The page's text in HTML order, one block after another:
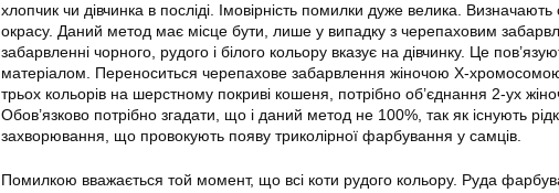
хлопчик чи дівчинка в посліді. Імовірність помилки дуже велика.
окрасу. Даний метод має місце бути, лише у випадку з черепаховим
забарвленні чорного, рудого і білого кольору вказує на дівчинку. Це
матеріалом. Переноситься черепахове забарвлення жіночою Х-
трьох кольорів на шерстному покриві кошеня, потрібно об’єднання 2-ух
Обов’язково потрібно згадати, що і даний метод не 100%, так як існують
захворювання, що провокують появу триколірної фарбування у самців.
Помилкою вважається той момент, що всі коти рудого кольору. Руда